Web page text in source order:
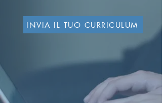
INVIA IL TUO CURRICULUM